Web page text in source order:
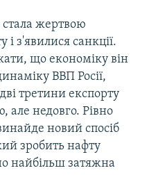
жертвою
і з'явилися санкції.
що економіку він
ВВП Росії,
третини експорту
але недовго. Рівно
новий спосіб
зробить нафту
найбільш затяжна